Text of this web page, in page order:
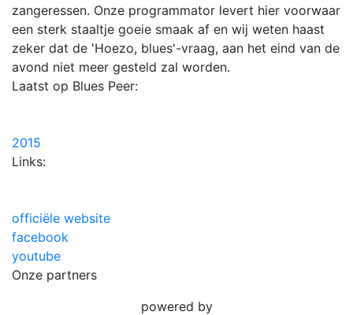
zangeressen. Onze programmator levert hier voorwaar
een sterk staaltje goeie smaak af en wij weten haast
zeker dat de 'Hoezo, blues'-vraag, aan het eind van de
avond niet meer gesteld zal worden.
Laatst op Blues Peer:
2015
Links:
officiële website
facebook
youtube
Onze partners
powered by